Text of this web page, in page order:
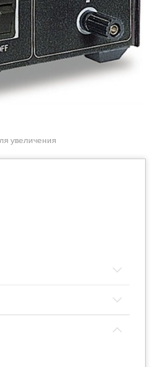
увеличения